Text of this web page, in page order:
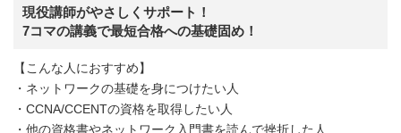
現役講師がやさしくサポート！
7コマの講義で最短合格への基礎固め！
【こんな人におすすめ】
・ネットワークの基礎を身につけたい人
・CCNA/CCENTの資格を取得したい人
・他の資格書やネットワーク入門書を読んで挫折した人